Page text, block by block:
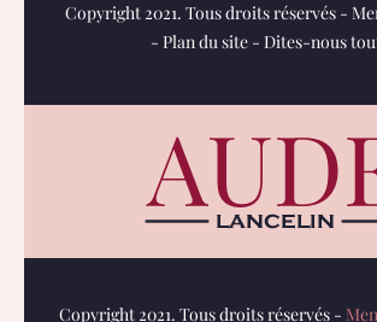
Copyright 2021. Tous droits réservés -
- Plan du site- Dites-nous
Copyright 2021. Tous droits réservés -